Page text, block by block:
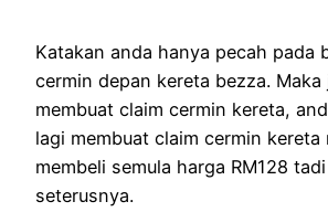
Katakan anda hanya pecah pada
cermin depan kereta bezza. Maka
membuat claim cermin kereta,
lagi membuat claim cermin kereta
membeli semula harga RM128
seterusnya.